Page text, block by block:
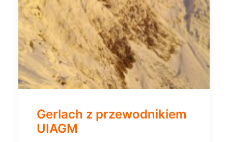
Gerlach z przewodnikiem
UIAGM